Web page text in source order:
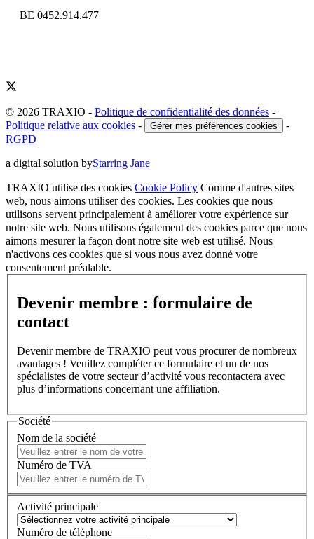
BE 0452.914.477
© 2026 TRAXIO - Politique de confidentialité des données -
Politique relative aux cookies - Gérer mes préférences cookies
-
RGPD
a digital solution byStarring Jane
TRAXIO utilise des cookies Cookie Policy Comme d'autres sites
web, nous aimons utiliser des cookies. Les cookies que nous
utilisons servent principalement à améliorer votre expérience sur
notre site web. Nous utilisons également des cookies parce que nous
aimons mesurer la façon dont notre site web est utilisé. Nous
n'activons ces cookies que si vous nous avez donné votre
consentement préalable.
Devenir membre : formulaire de
contact
Devenir membre de TRAXIO peut vous procurer de nombreux
avantages ! Veuillez compléter ce formulaire et un de nos
spécialistes de votre secteur d’activité vous recontactera avec
plus d’informations concernant une affiliation.
Société
Nom de la société
Numéro de TVA
Activité principale
Numéro de téléphone